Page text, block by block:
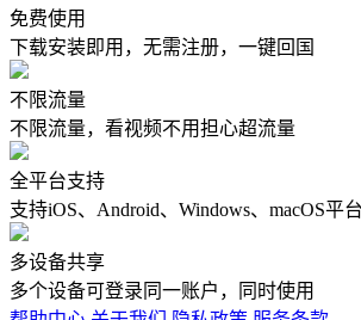
免费使用
下载安装即用，无需注册，一键回国
不限流量
不限流量，看视频不用担心超流量
全平台支持
支持iOS、Android、Windows、macOS平台
多设备共享
多个设备可登录同一账户，同时使用